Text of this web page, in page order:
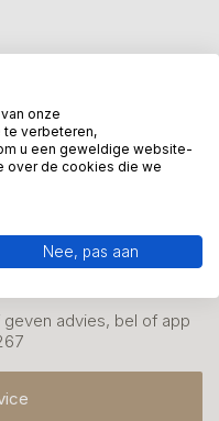
advies, bel of app
aanbiedingen
onze
verbeteren,
u een geweldige website-
over de cookies die we
Nee, pas aan